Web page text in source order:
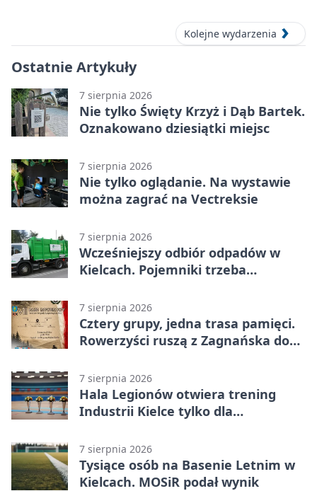
Kolejne wydarzenia
Ostatnie Artykuły
7 sierpnia 2026
Nie tylko Święty Krzyż i Dąb Bartek.
Oznakowano dziesiątki miejsc
7 sierpnia 2026
Nie tylko oglądanie. Na wystawie
można zagrać na Vectreksie
7 sierpnia 2026
Wcześniejszy odbiór odpadów w
Kielcach. Pojemniki trzeba
7 sierpnia 2026
Cztery grupy, jedna trasa pamięci.
Rowerzyści ruszą z Zagnańska do
7 sierpnia 2026
Hala Legionów otwiera trening
Industrii Kielce tylko dla
7 sierpnia 2026
Tysiące osób na Basenie Letnim w
Kielcach. MOSiR podał wynik